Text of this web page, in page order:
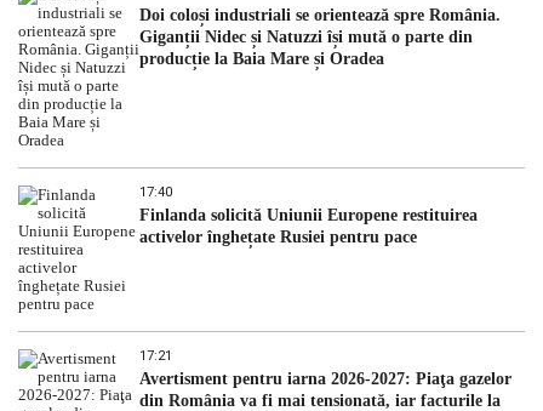
Doi coloși industriali se orientează spre România.
Giganții Nidec și Natuzzi își mută o parte din
producție la Baia Mare și Oradea
17:40
Finlanda solicită Uniunii Europene restituirea
activelor înghețate Rusiei pentru pace
17:21
Avertisment pentru iarna 2026-2027: Piaţa gazelor
din România va fi mai tensionată, iar facturile la